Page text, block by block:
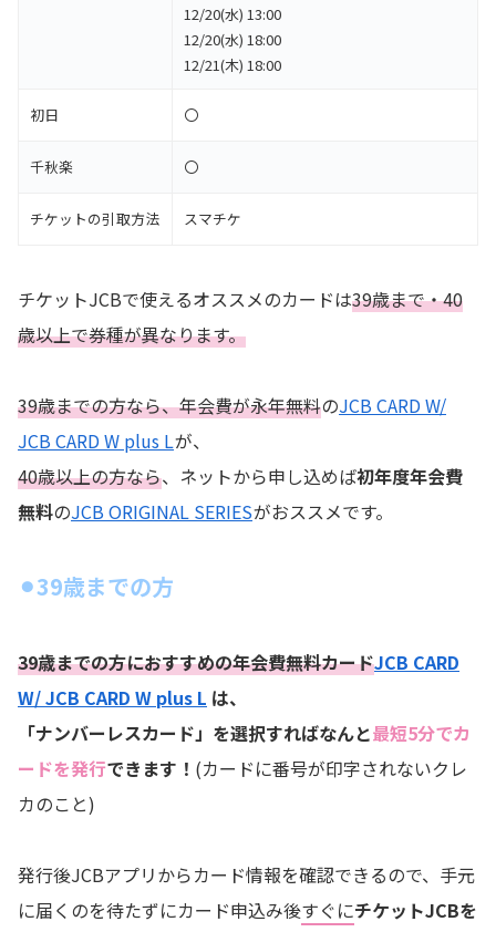
12/20(水) 13:00
12/20(水) 18:00
12/21(木) 18:00
初日 〇
千秋楽 〇
チケットの引取方法 スマチケ
チケットJCBで使えるオススメのカードは39歳まで・40
歳以上で券種が異なります。
39歳までの方なら、年会費が永年無料のJCB CARD W/
JCB CARD W plus Lが、
40歳以上の方なら、ネットから申し込めば初年度年会費
無料のJCB ORIGINAL SERIESがおススメです。
⚫︎39歳までの方
39歳までの方におすすめの年会費無料カードJCB CARD
W/ JCB CARD W plus L は、
「ナンバーレスカード」を選択すればなんと最短5分でカ
ードを発行できます！ (カードに番号が印字されないクレ
カのこと)
発行後JCBアプリからカード情報を確認できるので、手元
に届くのを待たずにカード申込み後すぐにチケットJCBを